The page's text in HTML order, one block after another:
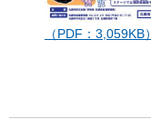
（PDF：3,059KB）